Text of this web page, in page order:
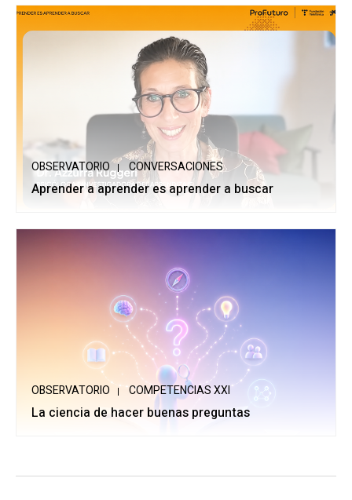
OBSERVATORIO CONVERSACIONES
Aprender a aprender es aprender a buscar
OBSERVATORIO COMPETENCIAS XXI
La ciencia de hacer buenas preguntas